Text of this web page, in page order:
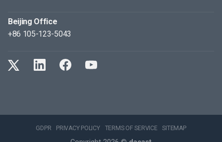
Beijing Office
+86 105-123-5043
GDPR PRIVACY POLICY TERMS OF SERVICE SITEMAP